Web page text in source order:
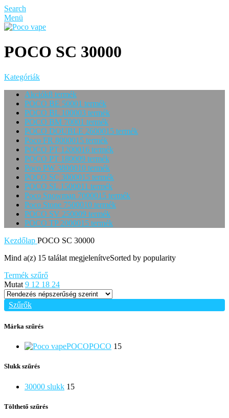
Search
Menü
POCO SC 30000
Kategóriák
Akciók8 termék
POCO BE 50001 termék
POCO BL 100003 termék
POCO BM 70001 termék
POCO DOUBLE 2600015 termék
Poco FR 8000015 termék
POCO PT 1200016 termék
POCO PT 180009 termék
Poco PW 3800010 termék
POCO SC 3000015 termék
POCO SL 1500011 termék
Poco Snowman 7000015 termék
Poco Stone 7500010 termék
POCO SV 250009 termék
POCO TP 2000015 termék
Kezdőlap POCO SC 30000
Mind a(z) 15 találat megjelenítveSorted by popularity
Termék szűrő
Mutat 9 12 18 24
Szűrők
Márka szűrés
POCOPOCO 15
Slukk szűrés
30000 slukk 15
Tölthető szűrés